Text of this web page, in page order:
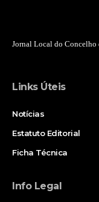
Jornal Local do Concelho
Links Úteis
Notícias
Estatuto Editorial
Ficha Técnica
Info Legal